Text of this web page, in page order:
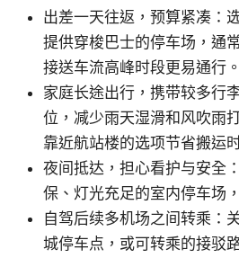
出差一天往返，预算紧凑：
提供穿梭巴士的停车场，通
接送车流高峰时段更易通行。
家庭长途出行，携带较多行
位，减少雨天湿滑和风吹雨
靠近航站楼的选项节省搬运
夜间抵达，担心看护与安全
保、灯光充足的室内停车场
自驾后续多机场之间转乘：
城停车点，或可转乘的接驳